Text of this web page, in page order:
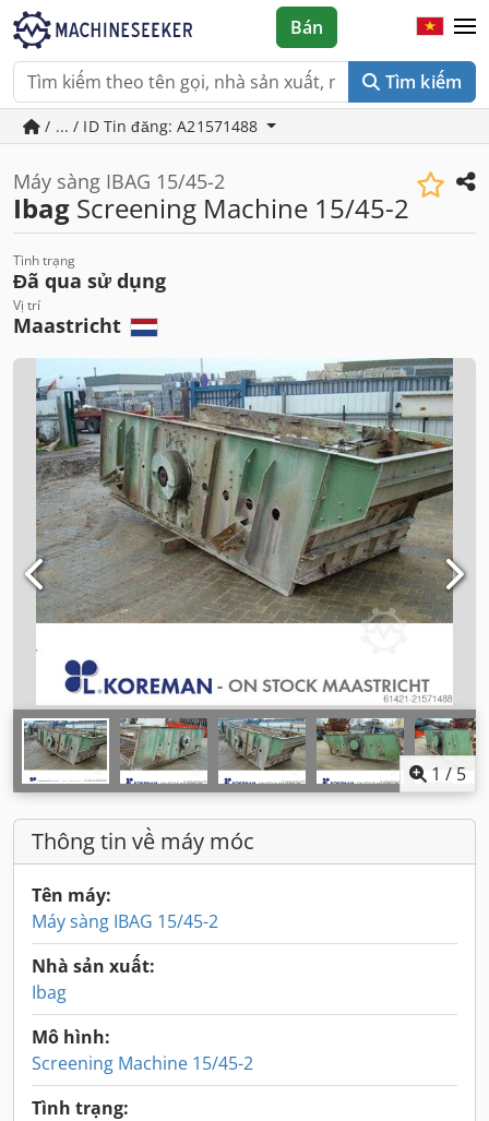
Tìm kiếm
Bán
/ ... / ID Tin đăng: A21571488
Máy sàng IBAG 15/45-2
Ibag Screening Machine 15/45-2
Tình trạng
Đã qua sử dụng
Vị trí
Maastricht
1 / 5
Thông tin về máy móc
Tên máy:
Máy sàng IBAG 15/45-2
Nhà sản xuất:
Ibag
Mô hình:
Screening Machine 15/45-2
Tình trạng: